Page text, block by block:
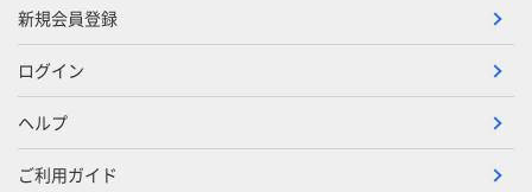
新規会員登録
ログイン
ヘルプ
ご利用ガイド